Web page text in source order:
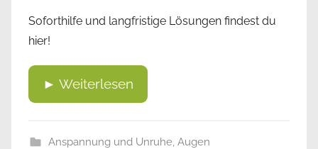
Soforthilfe und langfristige Lösungen findest du
hier!
► Weiterlesen
Anspannung und Unruhe, Augen